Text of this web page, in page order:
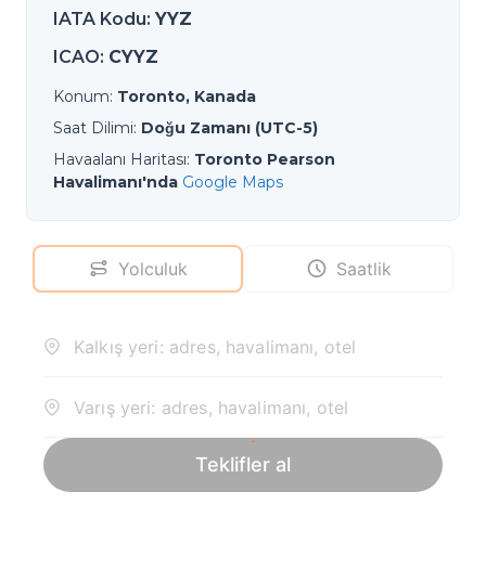
IATA Kodu: YYZ
ICAO: CYYZ
Konum: Toronto, Kanada
Saat Dilimi: Doğu Zamanı (UTC-5)
Havaalanı Haritası: Toronto Pearson
Havalimanı'nda Google Maps